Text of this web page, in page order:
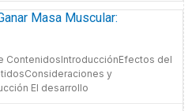
Masa Muscular:
ContenidosIntroducciónEfectos del
y
El desarrollo